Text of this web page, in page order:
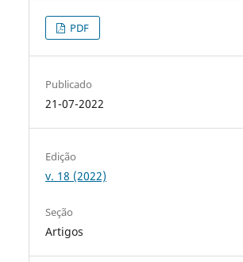
PDF
Publicado
21-07-2022
Edição
v. 18 (2022)
Seção
Artigos